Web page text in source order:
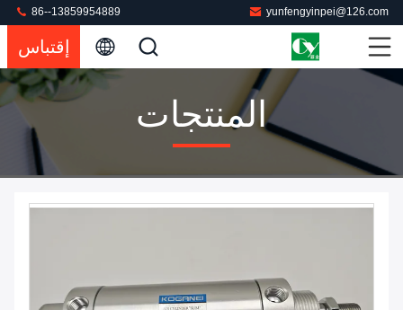
yunfengyinpei@126.com
86--13859954889
إقتباس
المنتجات